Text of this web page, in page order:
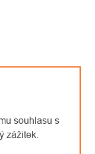
souhlasu s
zážitek.